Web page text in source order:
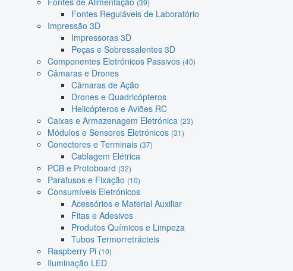
Fontes Reguláveis de Laboratório
Impressão 3D
Impressoras 3D
Peças e Sobressalentes 3D
Componentes Eletrónicos Passivos (40)
Câmaras e Drones
Câmaras de Ação
Drones e Quadricópteros
Helicópteros e Aviões RC
Caixas e Armazenagem Eletrónica (23)
Módulos e Sensores Eletrónicos (31)
Conectores e Terminais (37)
Cablagem Elétrica
PCB e Protoboard (32)
Parafusos e Fixação (10)
Consumíveis Eletrónicos
Acessórios e Material Auxiliar
Fitas e Adesivos
Produtos Químicos e Limpeza
Tubos Termorretrácteis
Raspberry Pi (10)
Iluminação LED